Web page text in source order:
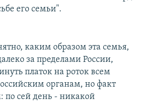
его семьи".
каким образом эта семья,
за пределами России,
платок на роток всем
органам, но факт
по сей день - никакой